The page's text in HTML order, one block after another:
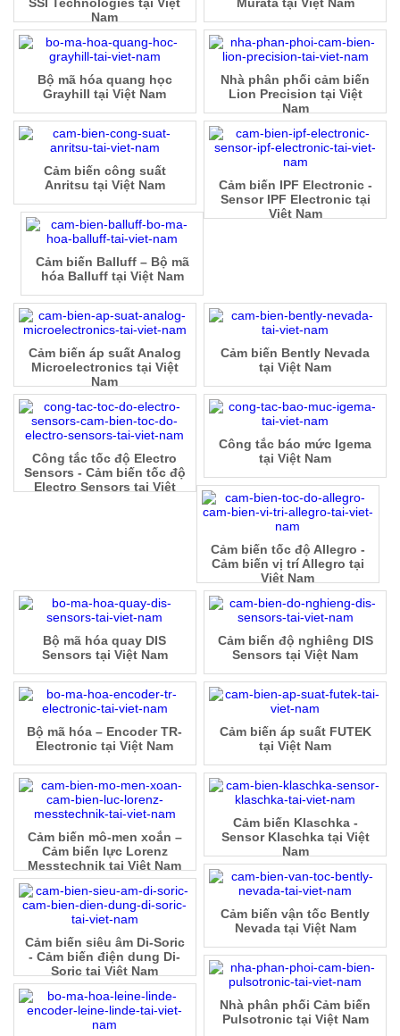
Murata tại Việt Nam
SSI Technologies tại Việt
Nam
Nhà phân phối cảm biến
Lion Precision tại Việt
Nam
Bộ mã hóa quang học
Grayhill tại Việt Nam
Cảm biến IPF Electronic -
Sensor IPF Electronic tại
Việt Nam
Cảm biến công suất
Anritsu tại Việt Nam
Cảm biến Balluff – Bộ mã
hóa Balluff tại Việt Nam
Cảm biến áp suất Analog
Microelectronics tại Việt
Nam
Cảm biến Bently Nevada
tại Việt Nam
Công tắc tốc độ Electro
Sensors - Cảm biến tốc độ
Electro Sensors tại Việt
Công tắc báo mức Igema
tại Việt Nam
Cảm biến tốc độ Allegro -
Cảm biến vị trí Allegro tại
Việt Nam
Cảm biến độ nghiêng DIS
Sensors tại Việt Nam
Bộ mã hóa quay DIS
Sensors tại Việt Nam
Cảm biến áp suất FUTEK
tại Việt Nam
Bộ mã hóa – Encoder TR-
Electronic tại Việt Nam
Cảm biến Klaschka -
Sensor Klaschka tại Việt
Nam
Cảm biến mô-men xoắn –
Cảm biến lực Lorenz
Messtechnik tại Việt Nam
Cảm biến vận tốc Bently
Nevada tại Việt Nam
Cảm biến siêu âm Di-Soric
- Cảm biến điện dung Di-
Soric tại Việt Nam
Nhà phân phối Cảm biến
Pulsotronic tại Việt Nam